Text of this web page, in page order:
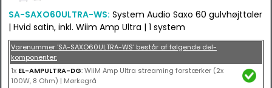
SA-SAXO60ULTRA-WS: System Audio Saxo 60 gulvhøjttaler
| Hvid satin, inkl. Wiim Amp Ultra | 1 system
Varenummer 'SA-SAXO60ULTRA-WS' består af følgende del-
komponenter:
1x EL-AMPULTRA-DG: WiiM Amp Ultra streaming forstærker (2x
100W, 8 Ohm) | Mørkegrå